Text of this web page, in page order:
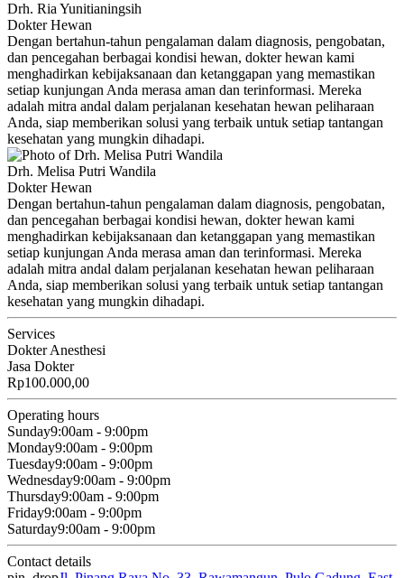
Drh. Ria Yunitianingsih
Dokter Hewan
Dengan bertahun-tahun pengalaman dalam diagnosis, pengobatan,
dan pencegahan berbagai kondisi hewan, dokter hewan kami
menghadirkan kebijaksanaan dan ketanggapan yang memastikan
setiap kunjungan Anda merasa aman dan terinformasi. Mereka
adalah mitra andal dalam perjalanan kesehatan hewan peliharaan
Anda, siap memberikan solusi yang terbaik untuk setiap tantangan
kesehatan yang mungkin dihadapi.
Drh. Melisa Putri Wandila
Dokter Hewan
Dengan bertahun-tahun pengalaman dalam diagnosis, pengobatan,
dan pencegahan berbagai kondisi hewan, dokter hewan kami
menghadirkan kebijaksanaan dan ketanggapan yang memastikan
setiap kunjungan Anda merasa aman dan terinformasi. Mereka
adalah mitra andal dalam perjalanan kesehatan hewan peliharaan
Anda, siap memberikan solusi yang terbaik untuk setiap tantangan
kesehatan yang mungkin dihadapi.
Services
Dokter Anesthesi
Jasa Dokter
Rp100.000,00
Operating hours
Sunday9:00am - 9:00pm
Monday9:00am - 9:00pm
Tuesday9:00am - 9:00pm
Wednesday9:00am - 9:00pm
Thursday9:00am - 9:00pm
Friday9:00am - 9:00pm
Saturday9:00am - 9:00pm
Contact details